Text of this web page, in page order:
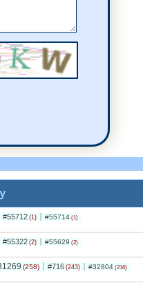
#55712 (1) #55714 (1)
#55322 (2) #55629 (2)
(258) #716 (243) #32804 (216)